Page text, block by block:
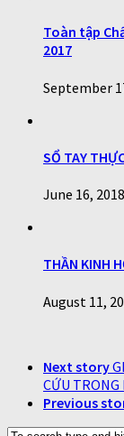
Toàn tập
2017
September
SỔ TAY
June 16, 2018
THẦN KINH
August 11,
Next story
CỨU
Previous